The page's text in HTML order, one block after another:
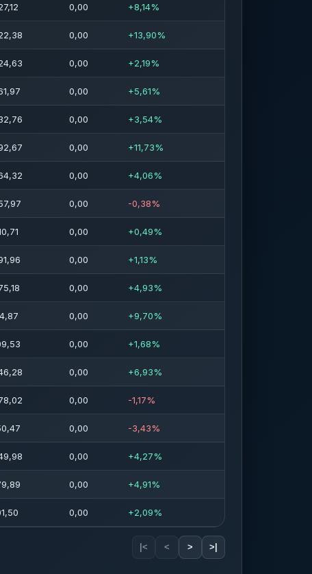
0,00 +8,14%
0,00 +13,90%
0,00 +2,19%
0,00 +5,61%
0,00 +3,54%
0,00 +11,73%
0,00 +4,06%
0,00 -0,38%
0,00 +0,49%
0,00 +1,13%
0,00 +4,93%
0,00 +9,70%
0,00 +1,68%
0,00 +6,93%
0,00 -1,17%
0,00 -3,43%
0,00 +4,27%
0,00 +4,91%
0,00 +2,09%
|< < > >|